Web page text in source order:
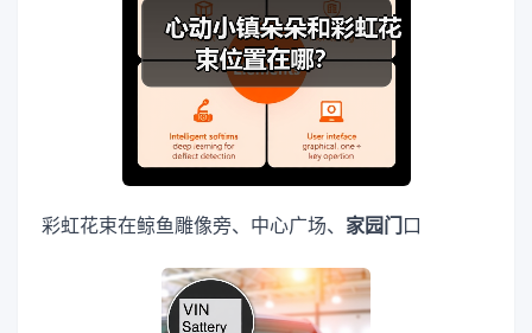
彩虹花束在鲸鱼雕像旁、中心广场、 家园门 口